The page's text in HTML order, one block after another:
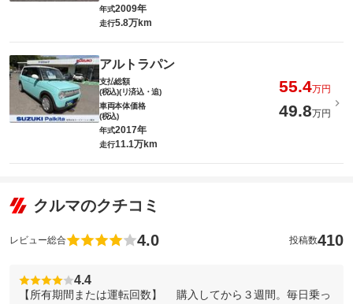
年式2009年
走行5.8万km
アルトラパン
支払総額
(税込)(リ済込・追)
55.4万円
車両本体価格
(税込)
49.8万円
年式2017年
走行11.1万km
クルマのクチコミ
レビュー総合 4.0 投稿数410
4.4
【所有期間または運転回数】 購入してから３週間。毎日乗っ